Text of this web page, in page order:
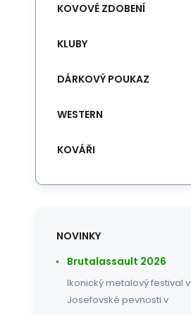
KOVOVÉ ZDOBENÍ
KLUBY
DÁRKOVÝ POUKAZ
WESTERN
KOVÁŘI
NOVINKY
Brutalassault 2026
Ikonický metalový festival v
Josefovské pevnosti v